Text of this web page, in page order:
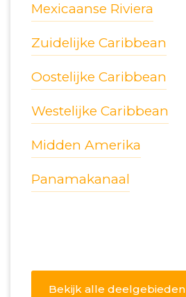
Mexicaanse Riviera
Zuidelijke Caribbean
Oostelijke Caribbean
Westelijke Caribbean
Midden Amerika
Panamakanaal
Bekijk alle deelgebieden